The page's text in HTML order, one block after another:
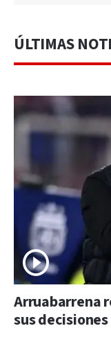
ÚLTIMAS
Arruabarrena
sus